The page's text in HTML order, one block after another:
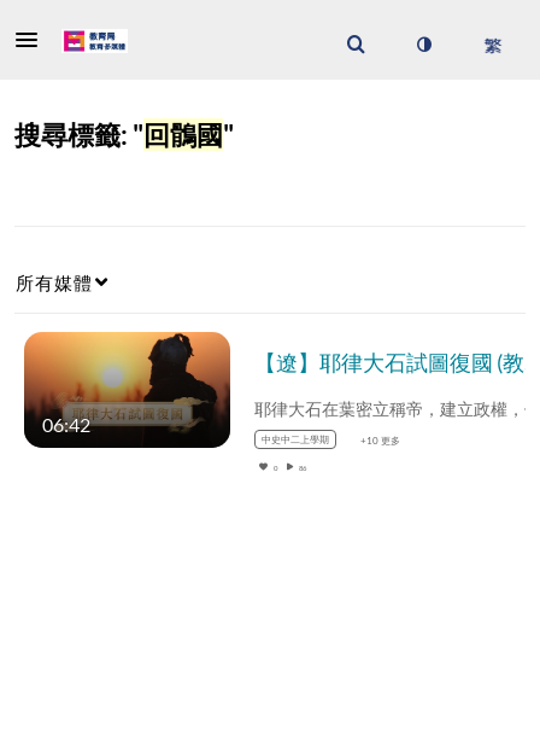
搜尋標籤: "回鶻國"
所有媒體
06:42
中史中二上學期 +10 更多
0 86